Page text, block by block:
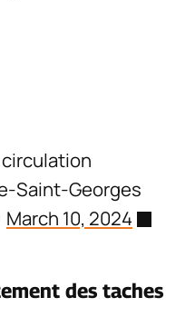
Saint-Georges
March 10, 2024
des taches